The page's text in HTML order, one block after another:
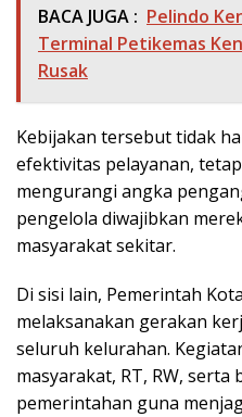
BACA JUGA : Pelindo
Terminal Petikemas
Rusak
Kebijakan tersebut tidak
efektivitas pelayanan,
mengurangi angka
pengelola diwajibkan
masyarakat sekitar.
Di sisi lain, Pemerintah
melaksanakan gerakan
seluruh kelurahan.
masyarakat, RT, RW,
pemerintahan guna